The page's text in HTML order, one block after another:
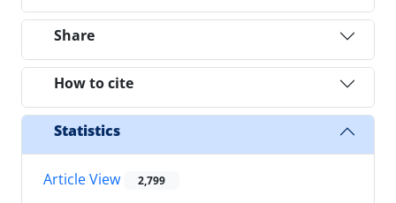
Share
How to cite
Statistics
Article View 2,799